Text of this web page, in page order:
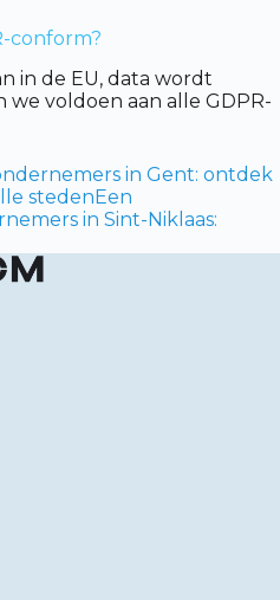
conform?
in de EU, data wordt
voldoen aan alle GDPR-
in Gent: ontdek
stedenEen
in Sint-Niklaas: